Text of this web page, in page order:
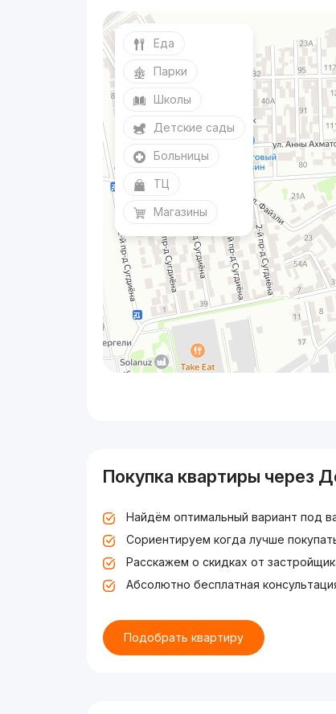
Еда
Парки
Школы
Детские сады
Больницы
ТЦ
Магазины
Покупка квартиры через
Найдём оптимальный вариант под
Сориентируем когда лучше
Расскажем о скидках от
Абсолютно бесплатная
Подобрать квартиру